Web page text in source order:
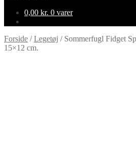
0,00 kr. 0 varer
Forside /Legetøj / Sommerfugl Fidget
15×12 cm.